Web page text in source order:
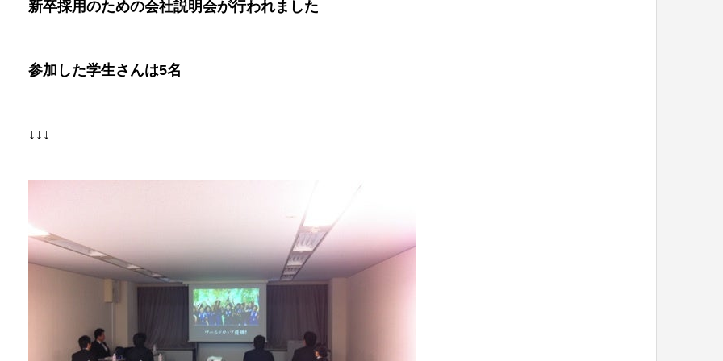
新卒採用のための会社説明会が行われました
参加した学生さんは5名
↓↓↓